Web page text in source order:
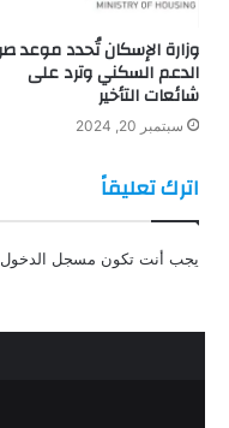
وزارة الإسكان تُحدد موعد
الدعم السكني وترد على
شائعات التأخير
سبتمبر 20, 2024
اترك تعليقاً
يجب أنت تكون مسجل الدخول